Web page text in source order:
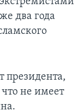
два года
президента,
не имеет